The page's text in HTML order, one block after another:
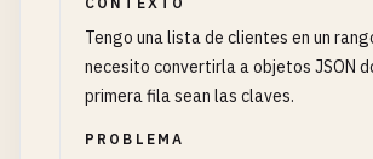
Tengo una lista de clientes en un
necesito convertirla a objetos JSON
primera fila sean las claves.
PROBLEMA